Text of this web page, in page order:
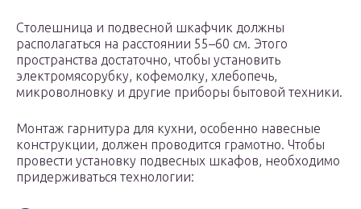
Столешница и подвесной шкафчик должны
располагаться на расстоянии 55–60 см. Этого
пространства достаточно, чтобы установить
электромясорубку, кофемолку, хлебопечь,
микроволновку и другие приборы бытовой техники.
Монтаж гарнитура для кухни, особенно навесные
конструкции, должен проводится грамотно. Чтобы
провести установку подвесных шкафов, необходимо
придерживаться технологии: